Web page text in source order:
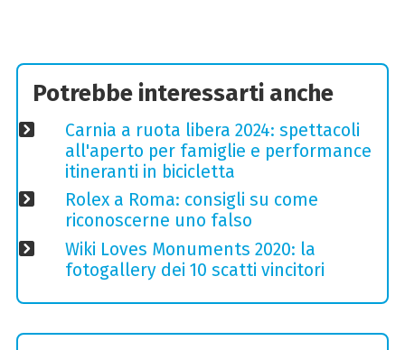
Potrebbe interessarti anche
Carnia a ruota libera 2024: spettacoli
all'aperto per famiglie e performance
itineranti in bicicletta
Rolex a Roma: consigli su come
riconoscerne uno falso
Wiki Loves Monuments 2020: la
fotogallery dei 10 scatti vincitori